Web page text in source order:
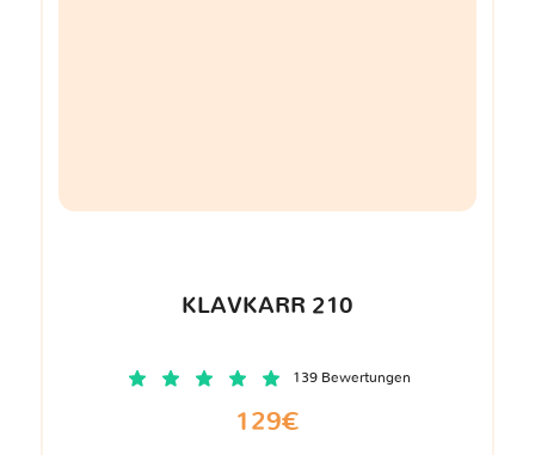
KLAVKARR 210
139 Bewertungen
129€